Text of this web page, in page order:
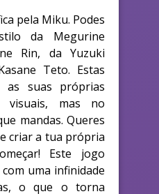
pela Miku. Podes
da Megurine
Rin, da Yuzuki
Teto. Estas
as suas próprias
visuais, mas no
mandas. Queres
criar a tua própria
Este jogo
uma infinidade
o que o torna